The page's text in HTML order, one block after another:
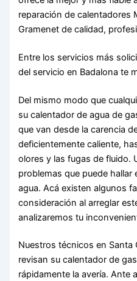
reparación de calentadores
Gramenet de calidad,
Entre los servicios más
del servicio en Badalona te
Del mismo modo que
su calentador de agua de
que van desde la carencia
deficientemente caliente,
olores y las fugas de fluido.
problemas que puede
agua. Acá existen algunos
consideración al arreglar
analizaremos tu
Nuestros técnicos en Santa
revisan su calentador de
rápidamente la avería. Ante